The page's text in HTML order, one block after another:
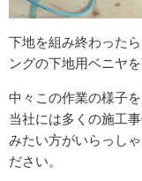
下地を組み終わった
ングの下地用ベニヤ
中々この作業の様子
当社には多くの施工
みたい方がいらっし
ださい。